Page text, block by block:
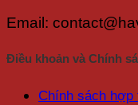
Email:
Điều khoản và Chính
Chính sách hợp